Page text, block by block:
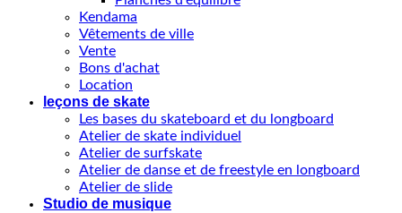
Kendama
Vêtements de ville
Vente
Bons d'achat
Location
leçons de skate
Les bases du skateboard et du longboard
Atelier de skate individuel
Atelier de surfskate
Atelier de danse et de freestyle en longboard
Atelier de slide
Studio de musique